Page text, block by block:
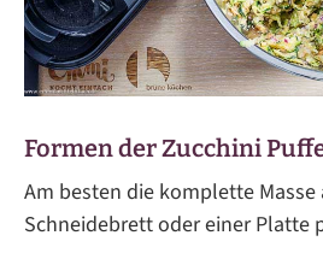
Formen der Zucchini
Am besten die komplette Masse
Schneidebrett oder einer Platte